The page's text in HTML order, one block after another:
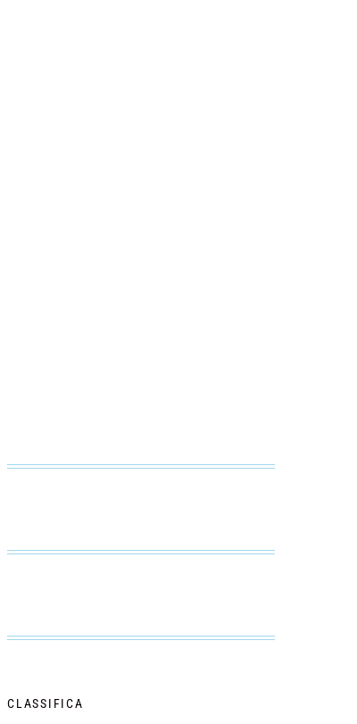
CLASSIFICA